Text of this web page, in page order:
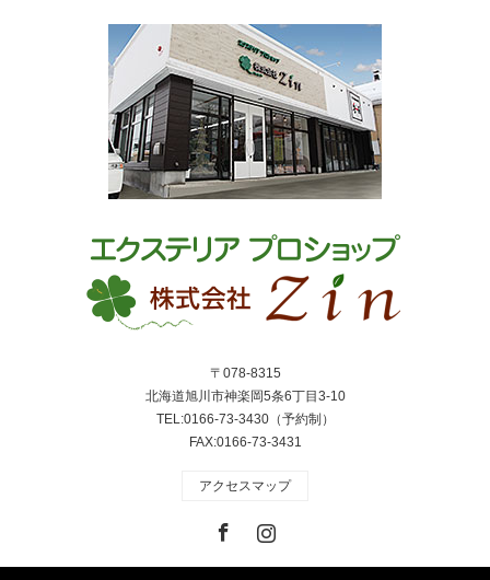
〒078-8315
北海道旭川市神楽岡5条6丁目3-10
TEL:0166-73-3430（予約制）
FAX:0166-73-3431
アクセスマップ